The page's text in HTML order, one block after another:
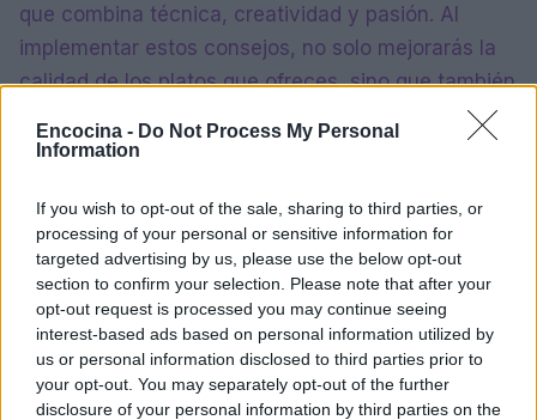
Encocina - Do Not Process My Personal
Information
If you wish to opt-out of the sale, sharing to third parties, or
processing of your personal or sensitive information for
targeted advertising by us, please use the below opt-out
section to confirm your selection. Please note that after your
opt-out request is processed you may continue seeing
interest-based ads based on personal information utilized by
us or personal information disclosed to third parties prior to
your opt-out. You may separately opt-out of the further
disclosure of your personal information by third parties on the
que combina técnica, creatividad y pasión. Al
implementar estos consejos, no solo mejorarás la
calidad de los platos que ofreces, sino que también
comensales. Recuerda que en la cocina, cada
contar una historia única.
AUTOR
staff